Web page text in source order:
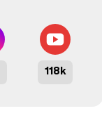
118k